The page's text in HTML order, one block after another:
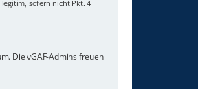
sofern nicht Pkt. 4
Die vGAF-Admins freuen